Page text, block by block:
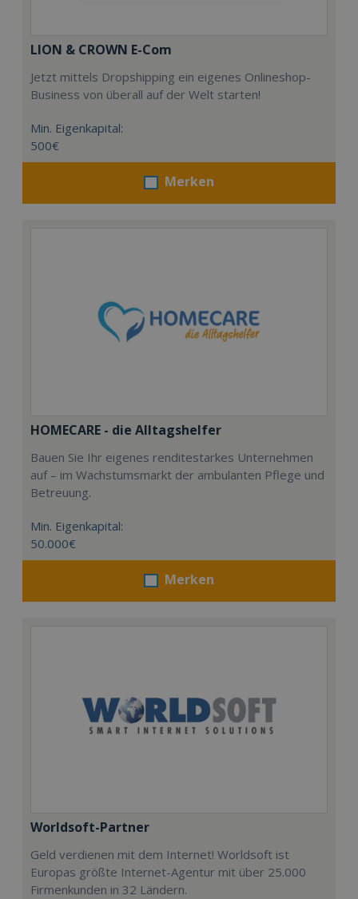
LION & CROWN E-Com
Jetzt mittels Dropshipping ein eigenes Onlineshop-
Business von überall auf der Welt starten!
Min. Eigenkapital:
500€
Merken
HOMECARE - die Alltagshelfer
Bauen Sie Ihr eigenes renditestarkes Unternehmen
auf – im Wachstumsmarkt der ambulanten Pflege und
Betreuung.
Min. Eigenkapital:
50.000€
Merken
Worldsoft-Partner
Geld verdienen mit dem Internet! Worldsoft ist
Europas größte Internet-Agentur mit über 25.000
Firmenkunden in 32 Ländern.